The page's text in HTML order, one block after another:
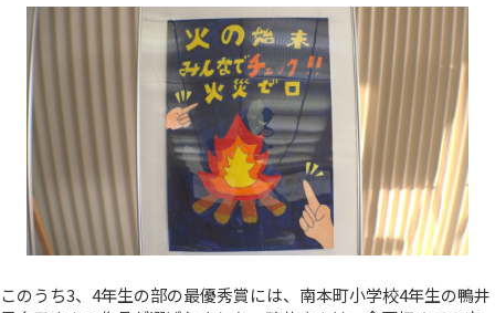
このうち3、4年生の部の最優秀賞には、南本町小学校4年生の鴨井